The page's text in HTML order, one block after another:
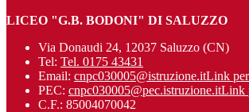
LICEO "G.B. BODONI" DI SALUZZO
Via Donaudi 24, 12037 Saluzzo (CN)
Tel: Tel. 0175 43431
Email: cnpc030005@istruzione.itLink
PEC: cnpc030005@pec.istruzione.itLink
C.F.: 85004070042